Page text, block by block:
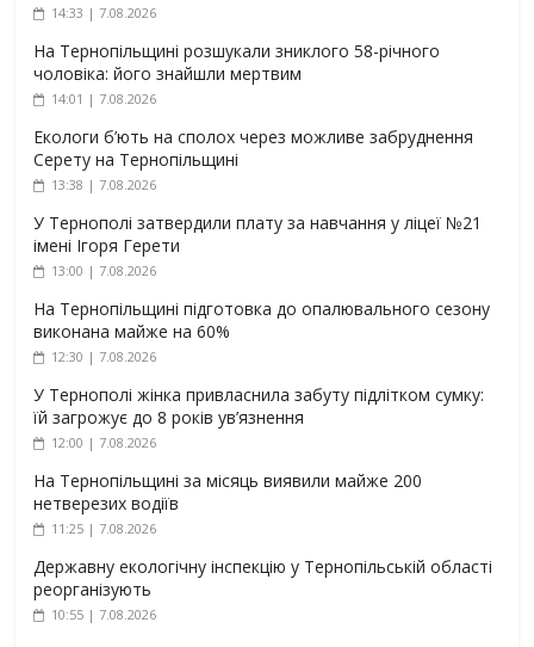
14:33 | 7.08.2026
На Тернопільщині розшукали зниклого 58-річного
чоловіка: його знайшли мертвим
14:01 | 7.08.2026
Екологи б’ють на сполох через можливе забруднення
Серету на Тернопільщині
13:38 | 7.08.2026
У Тернополі затвердили плату за навчання у ліцеї №21
імені Ігоря Герети
13:00 | 7.08.2026
На Тернопільщині підготовка до опалювального сезону
виконана майже на 60%
12:30 | 7.08.2026
У Тернополі жінка привласнила забуту підлітком сумку:
їй загрожує до 8 років ув’язнення
12:00 | 7.08.2026
На Тернопільщині за місяць виявили майже 200
нетверезих водіїв
11:25 | 7.08.2026
Державну екологічну інспекцію у Тернопільській області
реорганізують
10:55 | 7.08.2026